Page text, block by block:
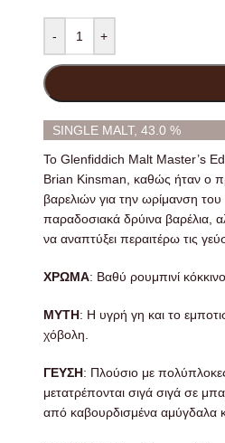
- +
SINGLE MALT, 43.0 %
Το Glenfiddich Malt Master’s
Brian Kinsman, καθώς ήταν ο
βαρελιών για την ωρίμανση
παραδοσιακά δρύινα βαρέλια,
να αναπτύξει περαιτέρω τις
ΧΡΩΜΑ: Βαθύ ρουμπινί κόκκινο.
ΜΥΤΗ: Η υγρή γη και το
χόβολη.
ΓΕΥΣΗ: Πλούσιο με
μετατρέπονται σιγά σιγά σε
από καβουρδισμένα αμύγδαλα